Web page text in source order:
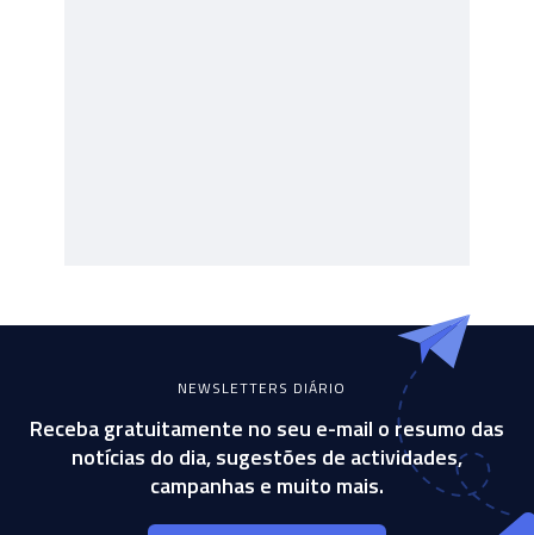
NEWSLETTERS DIÁRIO
Receba gratuitamente no seu e-mail o resumo das
notícias do dia, sugestões de actividades,
campanhas e muito mais.